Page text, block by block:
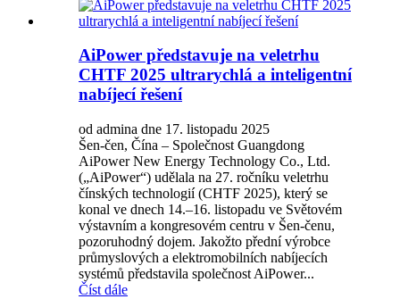
AiPower představuje na veletrhu
CHTF 2025 ultrarychlá a inteligentní
nabíjecí řešení
od admina dne 17. listopadu 2025
Šen-čen, Čína – Společnost Guangdong
AiPower New Energy Technology Co., Ltd.
(„AiPower“) udělala na 27. ročníku veletrhu
čínských technologií (CHTF 2025), který se
konal ve dnech 14.–16. listopadu ve Světovém
výstavním a kongresovém centru v Šen-čenu,
pozoruhodný dojem. Jakožto přední výrobce
průmyslových a elektromobilních nabíjecích
systémů představila společnost AiPower...
Číst dále